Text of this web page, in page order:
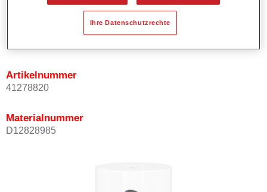
Artikelnummer
41278820
Materialnummer
D12828985
Ihre Datenschutzrechte